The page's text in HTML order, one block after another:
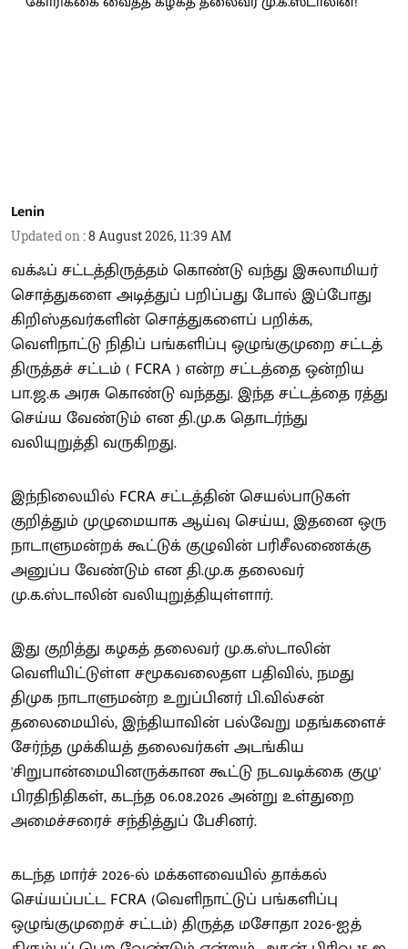
Lenin
Updated on :8 August 2026, 11:39 AM
வக்ஃப் சட்டத்திருத்தம் கொண்டு வந்து இசுலாமியர்
சொத்துகளை அடித்துப் பறிப்பது போல் இப்போது
கிறிஸ்தவர்களின் சொத்துகளைப் பறிக்க,
வெளிநாட்டு நிதிப் பங்களிப்பு ஒழுங்குமுறை சட்டத்
திருத்தச் சட்டம் ( FCRA ) என்ற சட்டத்தை ஒன்றிய
பா.ஜ.க அரசு கொண்டு வந்தது. இந்த சட்டத்தை ரத்து
செய்ய வேண்டும் என தி.மு.க தொடர்ந்து
வலியுறுத்தி வருகிறது.
இந்நிலையில் FCRA சட்டத்தின் செயல்பாடுகள்
குறித்தும் முழுமையாக ஆய்வு செய்ய, இதனை ஒரு
நாடாளுமன்றக் கூட்டுக் குழுவின் பரிசீலணைக்கு
அனுப்ப வேண்டும் என தி.மு.க தலைவர்
மு.க.ஸ்டாலின் வலியுறுத்தியுள்ளார்.
இது குறித்து கழகத் தலைவர் மு.க.ஸ்டாலின்
வெளியிட்டுள்ள சமூகவலைதள பதிவில், நமது
திமுக நாடாளுமன்ற உறுப்பினர் பி.வில்சன்
தலைமையில், இந்தியாவின் பல்வேறு மதங்களைச்
சேர்ந்த முக்கியத் தலைவர்கள் அடங்கிய
'சிறுபான்மையினருக்கான கூட்டு நடவடிக்கை குழு'
பிரதிநிதிகள், கடந்த 06.08.2026 அன்று உள்துறை
அமைச்சரைச் சந்தித்துப் பேசினர்.
கடந்த மார்ச் 2026-ல் மக்களவையில் தாக்கல்
செய்யப்பட்ட FCRA (வெளிநாட்டுப் பங்களிப்பு
ஒழுங்குமுறைச் சட்டம்) திருத்த மசோதா 2026-ஐத்